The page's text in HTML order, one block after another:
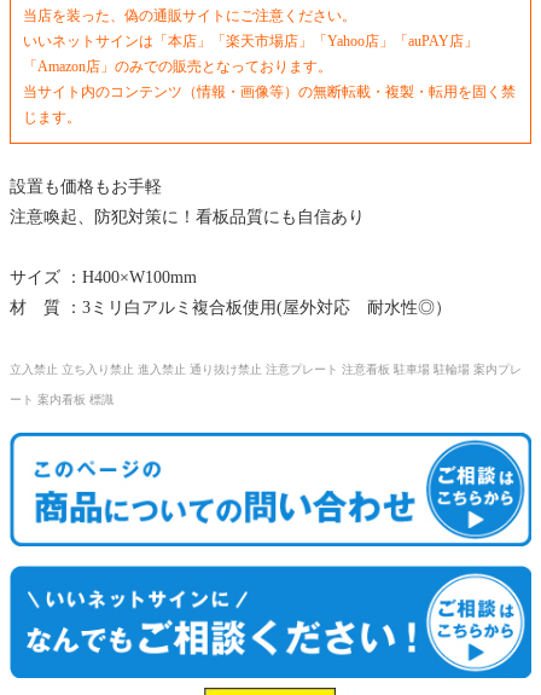
当店を装った、偽の通販サイトにご注意ください。
いいネットサインは「本店」「楽天市場店」「Yahoo店」「auPAY店」
「Amazon店」のみでの販売となっております。
当サイト内のコンテンツ（情報・画像等）の無断転載・複製・転用を固く禁
じます。
設置も価格もお手軽
注意喚起、防犯対策に！看板品質にも自信あり
サイズ ：H400×W100mm
材 質 ：3ミリ白アルミ複合板使用(屋外対応 耐水性◎）
立入禁止 立ち入り禁止 進入禁止 通り抜け禁止 注意プレート 注意看板 駐車場 駐輪場 案内プレ
ート 案内看板 標識